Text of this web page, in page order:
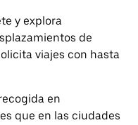
y explora
de
viajes con hasta
en
que en las ciudades